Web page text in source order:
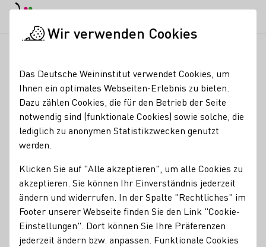
DWI-Forum Export:
Marktanalysen und
Absatzimpulse im Fokus
Das diesjährige Forum Export des Deutschen Weininstituts
(DWI) hat exportinteressierten und -erfahrenen
Weinerzeugerinnen und -erzeugern erneut eine wertvolle
Plattform für Informationen, Austausch und strategische
Orientierung geboten.
Wir verwenden Cookies
Das Deutsche Weininstitut verwendet Cookies, um
Ihnen ein optimales Webseiten-Erlebnis zu bieten.
Dazu zählen Cookies, die für den Betrieb der Seite
notwendig sind (funktionale Cookies) sowie solche, die
lediglich zu anonymen Statistikzwecken genutzt
werden.
Klicken Sie auf "Alle akzeptieren", um alle Cookies zu
akzeptieren. Sie können Ihr Einverständnis jederzeit
ändern und widerrufen. In der Spalte "Rechtliches" im
Footer unserer Webseite finden Sie den Link "Cookie-
Einstellungen". Dort können Sie Ihre Präferenzen
jederzeit ändern bzw. anpassen. Funktionale Cookies